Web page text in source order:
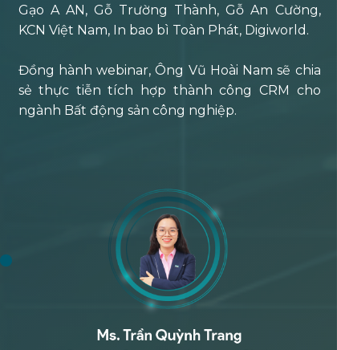
Gạo A AN, Gỗ Trường Thành, Gỗ An Cường,
KCN Việt Nam, In bao bì Toàn Phát, Digiworld.
Đồng hành webinar, Ông Vũ Hoài Nam sẽ chia
sẻ thực tiễn tích hợp thành công CRM cho
ngành Bất động sản công nghiệp.